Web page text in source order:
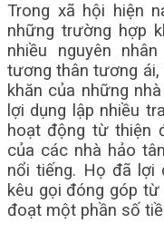
Trong xã hội hiện
những trường hợp
nhiều nguyên
tương thân tương ái,
khăn của những
lợi dụng lập nhiều
hoạt động từ thiện
của các nhà hảo
nổi tiếng. Họ đã lợi
kêu gọi đóng góp
đoạt một phần số